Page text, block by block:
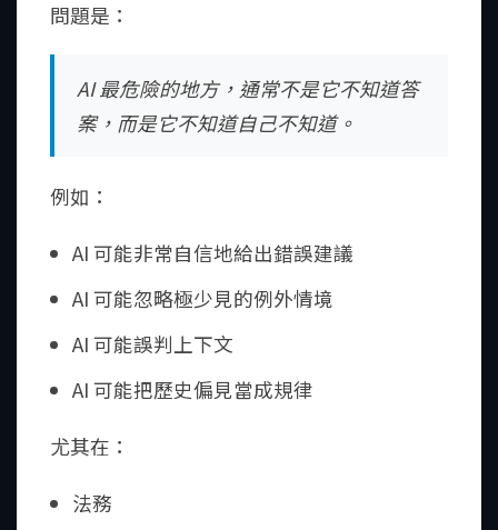
問題是：
AI 最危險的地方，通常不是它不知道答
案，而是它不知道自己不知道。
例如：
AI 可能非常自信地給出錯誤建議
AI 可能忽略極少見的例外情境
AI 可能誤判上下文
AI 可能把歷史偏見當成規律
尤其在：
法務